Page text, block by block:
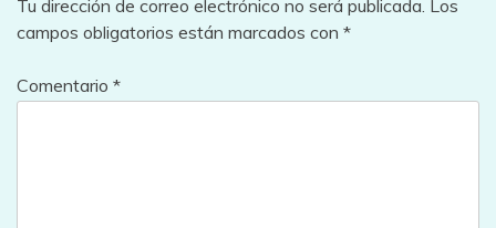
Tu dirección de correo electrónico no será publicada. Los
campos obligatorios están marcados con *
Comentario *